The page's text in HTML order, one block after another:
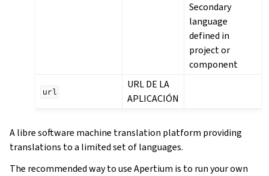
Secondary
language
defined in
project or
component
url
URL DE LA
APLICACIÓN
A libre software machine translation platform providing
translations to a limited set of languages.
The recommended way to use Apertium is to run your own